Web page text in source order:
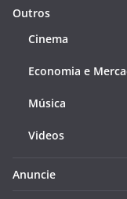
Outros
Cinema
Economia e
Música
Videos
Anuncie